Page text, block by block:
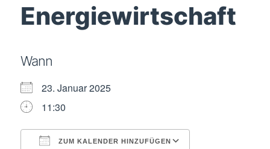
Energiewirtschaft
Wann
23. Januar 2025
11:30
ZUM KALENDER HINZUFÜGEN